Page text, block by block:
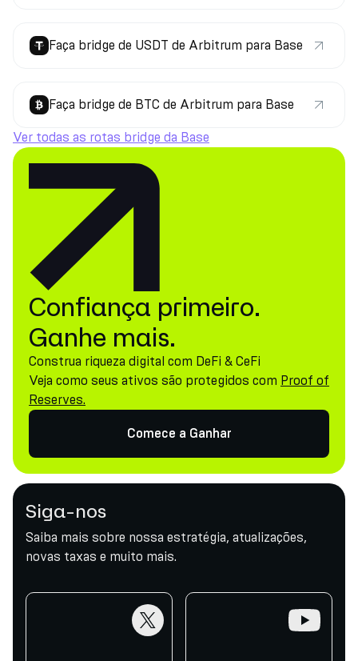
Faça bridge de USDT de Arbitrum para Base
Faça bridge de BTC de Arbitrum para Base
Ver todas as rotas bridge da Base
Confiança primeiro.
Ganhe mais.
Construa riqueza digital com DeFi & CeFi
Veja como seus ativos são protegidos com Proof of
Reserves.
Comece a Ganhar
Siga-nos
Saiba mais sobre nossa estratégia, atualizações,
novas taxas e muito mais.